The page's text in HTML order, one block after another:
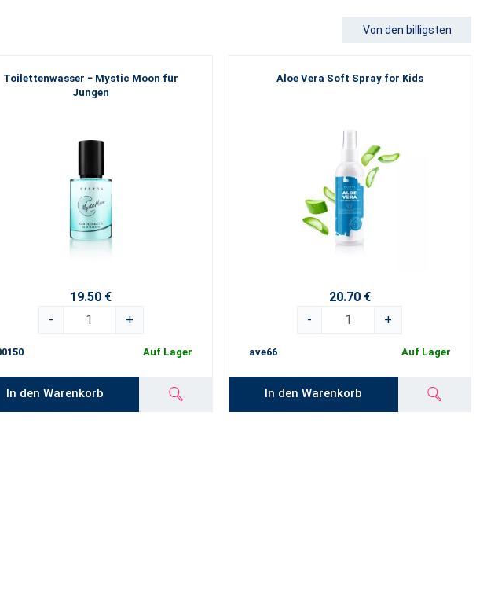
Von den billigsten
Toilettenwasser − Mystic Moon für
Jungen
19.50 €
-
+
Auf Lager
In den Warenkorb
Aloe Vera Soft Spray for Kids
20.70 €
-
+
ave66 Auf Lager
In den Warenkorb